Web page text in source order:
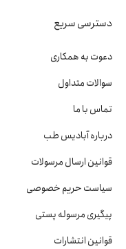
دسترسی سریع
دعوت به همکاری
سوالات متداول
تماس با ما
درباره آبادیس طب
قوانین ارسال مرسولات
سیاست حریم خصوصی
پیگیری مرسوله پستی
قوانین انتشارات